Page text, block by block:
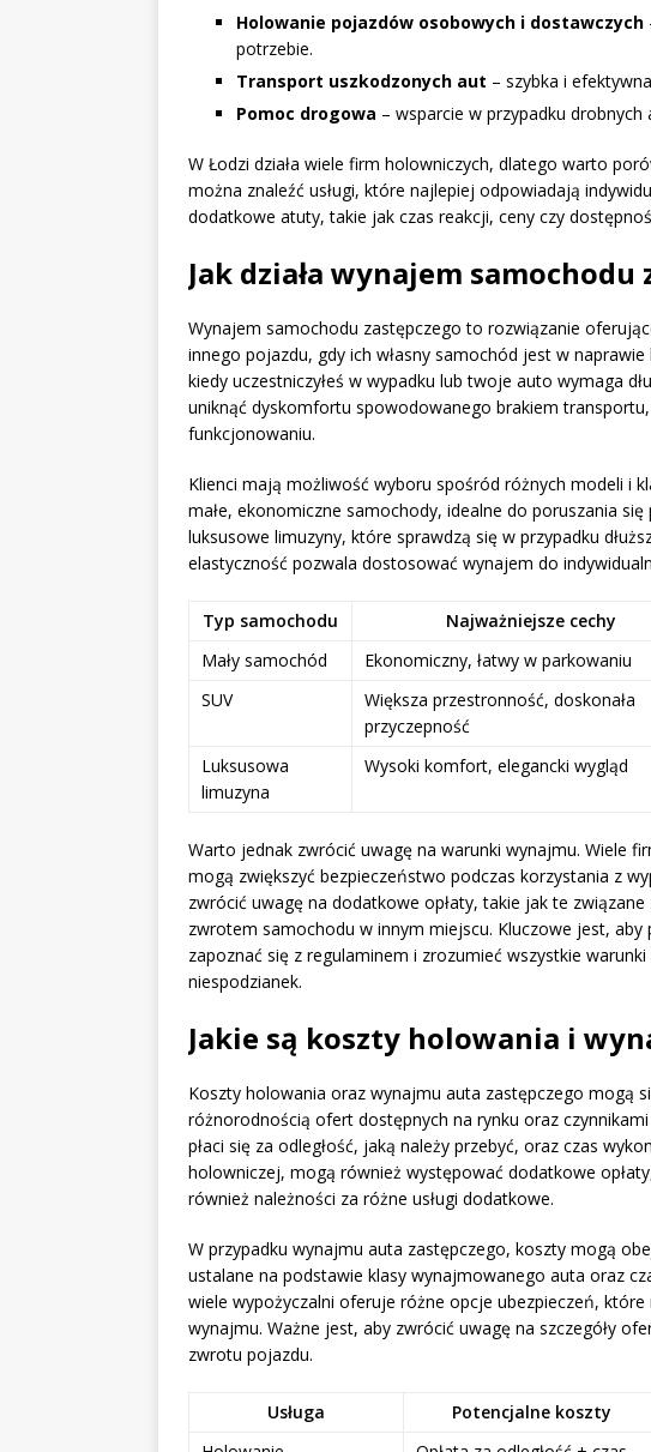
Holowanie pojazdów osobowych i dostawczych
potrzebie.
Transport uszkodzonych aut – szybka i
Pomoc drogowa – wsparcie w przypadku
W Łodzi działa wiele firm holowniczych, dlatego warto
można znaleźć usługi, które najlepiej odpowiadają
dodatkowe atuty, takie jak czas reakcji, ceny czy
Jak działa wynajem samochodu
Wynajem samochodu zastępczego to rozwiązanie
innego pojazdu, gdy ich własny samochód jest w
kiedy uczestniczyłeś w wypadku lub twoje auto wymaga
uniknąć dyskomfortu spowodowanego brakiem
funkcjonowaniu.
Klienci mają możliwość wyboru spośród różnych modeli i
małe, ekonomiczne samochody, idealne do poruszania
luksusowe limuzyny, które sprawdzą się w przypadku
elastyczność pozwala dostosować wynajem do
Typ samochodu Najważniejsze cechy
Mały samochód
Ekonomiczny, łatwy w parkowaniu
SUV
Większa przestronność, doskonała
przyczepność
Luksusowa
limuzyna
Wysoki komfort, elegancki wygląd
Warto jednak zwrócić uwagę na warunki wynajmu. Wiele
mogą zwiększyć bezpieczeństwo podczas korzystania z
zwrócić uwagę na dodatkowe opłaty, takie jak te
zwrotem samochodu w innym miejscu. Kluczowe jest, aby
zapoznać się z regulaminem i zrozumieć wszystkie
niespodzianek.
Jakie są koszty holowania i
Koszty holowania oraz wynajmu auta zastępczego mogą
różnorodnością ofert dostępnych na rynku oraz
płaci się za odległość, jaką należy przebyć, oraz czas
holowniczej, mogą również występować dodatkowe
również należności za różne usługi dodatkowe.
W przypadku wynajmu auta zastępczego, koszty mogą
ustalane na podstawie klasy wynajmowanego auta oraz
wiele wypożyczalni oferuje różne opcje ubezpieczeń,
wynajmu. Ważne jest, aby zwrócić uwagę na szczegóły
zwrotu pojazdu.
Usługa Potencjalne koszty